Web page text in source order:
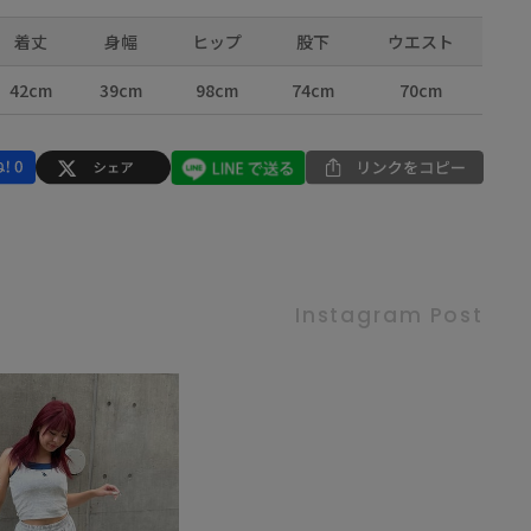
着丈 身幅 ヒップ 股下 ウエスト
42cm 39cm 98cm 74cm 70cm
Instagram Post